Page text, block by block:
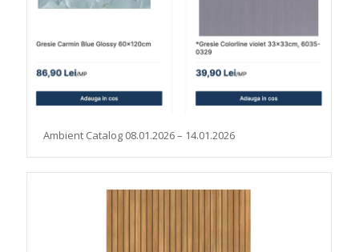
Ambient Catalog 08.01.2026 – 14.01.2026